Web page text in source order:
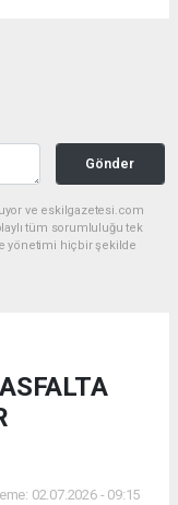
Gönder
ve eskilgazetesi.com
tüm sorumluluğu tek
yönetimi hiçbir şekilde
02.07.2026 - 09:15